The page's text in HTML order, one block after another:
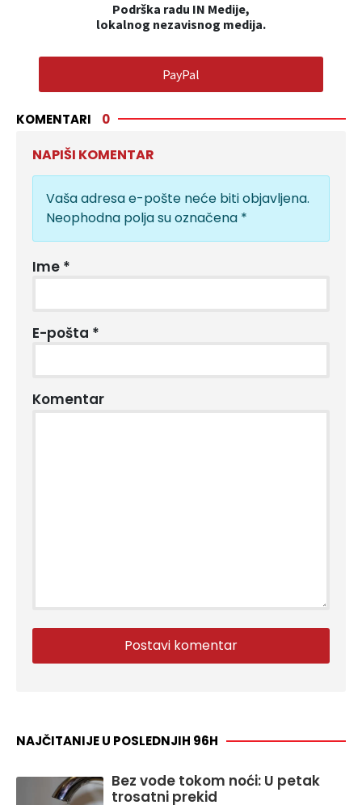
Podrška radu IN Medije,
lokalnog nezavisnog medija.
PayPal
KOMENTARI 0
NAPIŠI KOMENTAR
Vaša adresa e-pošte neće biti objavljena.
Neophodna polja su označena *
Ime *
E-pošta *
Komentar
NAJČITANIJE U POSLEDNJIH 96H
Bez vode tokom noći: U petak
trosatni prekid